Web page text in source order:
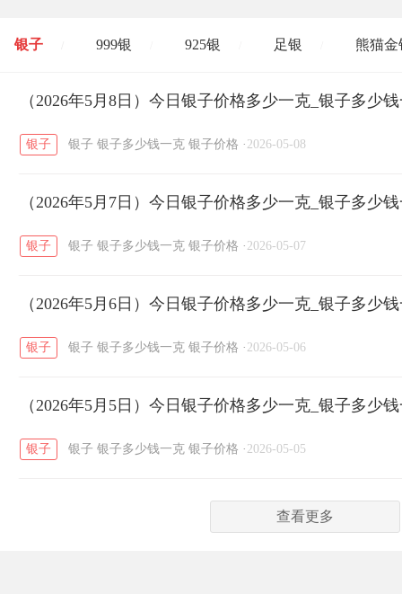
银子 999银 925银 足银 熊猫金
开国纪念币 大清银币 / 长城币 / 老
菜百 周生生 周大生
六福 / 金至尊 / 潮宏基 / 亚一金店
（2026年5月8日）今日银子价格多少一克_银子多少
银子 银子 银子多少钱一克 银子价格 · 2026-05-08
（2026年5月7日）今日银子价格多少一克_银子多少
银子 银子 银子多少钱一克 银子价格 · 2026-05-07
（2026年5月6日）今日银子价格多少一克_银子多少
银子 银子 银子多少钱一克 银子价格 · 2026-05-06
（2026年5月5日）今日银子价格多少一克_银子多少
银子 银子 银子多少钱一克 银子价格 · 2026-05-05
查看更多